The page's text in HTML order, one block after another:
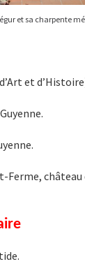
et sa charpente
et
Ferme, château